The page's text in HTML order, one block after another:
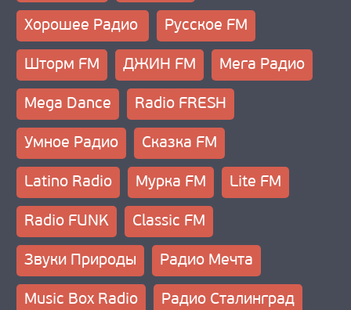
Хорошее Радио Русское FM
Шторм FM ДЖИН FM Мега Радио
Mega Dance Radio FRESH
Умное Радио Сказка FM
Latino Radio Мурка FM Lite FM
Radio FUNK Classic FM
Звуки Природы Радио Мечта
Music Box Radio Радио Сталинград